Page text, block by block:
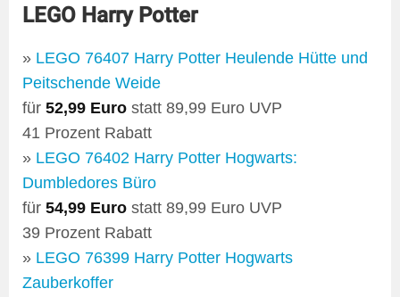
LEGO Harry Potter
» LEGO 76407 Harry Potter Heulende Hütte und
Peitschende Weide
für 52,99 Euro statt 89,99 Euro UVP
41 Prozent Rabatt
» LEGO 76402 Harry Potter Hogwarts:
Dumbledores Büro
für 54,99 Euro statt 89,99 Euro UVP
39 Prozent Rabatt
» LEGO 76399 Harry Potter Hogwarts
Zauberkoffer